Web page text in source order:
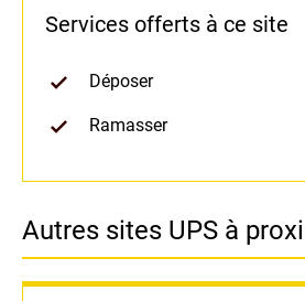
Services offerts à ce site
Déposer
Ramasser
Autres sites UPS à